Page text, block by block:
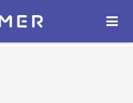
ОТКРЫТЬ